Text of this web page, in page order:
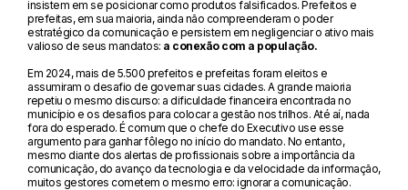
insistem em se posicionar como produtos falsificados. Prefeitos e
prefeitas, em sua maioria, ainda não compreenderam o poder
estratégico da comunicação e persistem em negligenciar o ativo mais
valioso de seus mandatos: a conexão com a população.
Em 2024, mais de 5.500 prefeitos e prefeitas foram eleitos e
assumiram o desafio de governar suas cidades. A grande maioria
repetiu o mesmo discurso: a dificuldade financeira encontrada no
município e os desafios para colocar a gestão nos trilhos. Até aí, nada
fora do esperado. É comum que o chefe do Executivo use esse
argumento para ganhar fôlego no início do mandato. No entanto,
mesmo diante dos alertas de profissionais sobre a importância da
comunicação, do avanço da tecnologia e da velocidade da informação,
muitos gestores cometem o mesmo erro: ignorar a comunicação.